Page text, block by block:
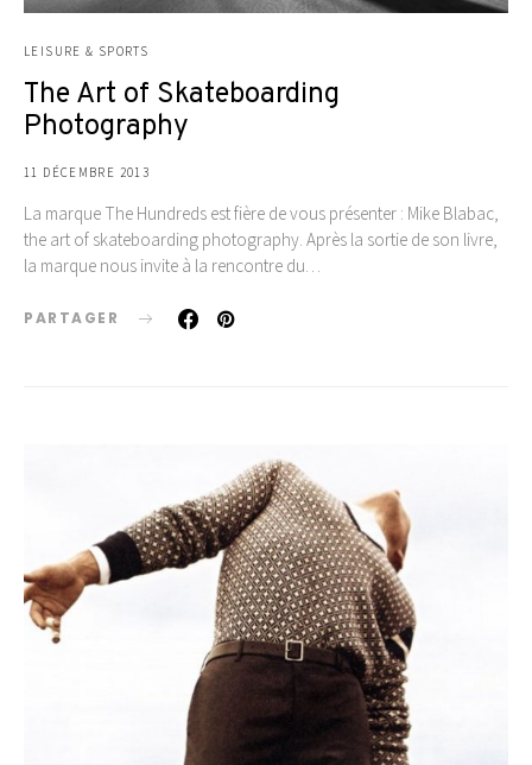
LEISURE & SPORTS
The Art of Skateboarding
Photography
11 DÉCEMBRE 2013
La marque The Hundreds est fière de vous présenter : Mike Blabac,
the art of skateboarding photography. Après la sortie de son livre,
la marque nous invite à la rencontre du…
PARTAGER